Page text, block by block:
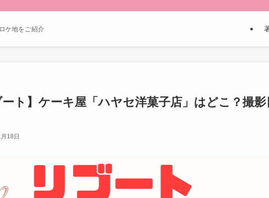
ケ地をご紹介
ト】ケーキ屋「ハヤセ洋菓子店」はどこ？撮
18日